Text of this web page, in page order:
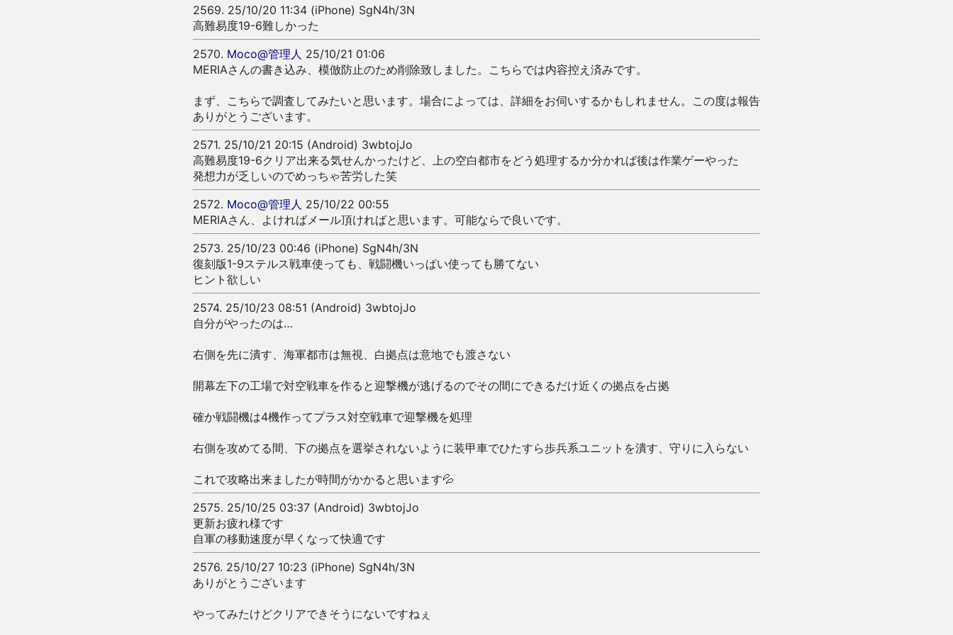
2569. 25/10/20 11:34 (iPhone) SgN4h/3N
高難易度19-6難しかった
2570. Moco@管理人 25/10/21 01:06
MERIAさんの書き込み、模倣防止のため削除致しました。こちらでは内容控え済みです。
まず、こちらで調査してみたいと思います。場合によっては、詳細をお伺いするかもしれません。この度は報告
ありがとうございます。
2571. 25/10/21 20:15 (Android) 3wbtojJo
高難易度19-6クリア出来る気せんかったけど、上の空白都市をどう処理するか分かれば後は作業ゲーやった
発想力が乏しいのでめっちゃ苦労した笑
2572. Moco@管理人 25/10/22 00:55
MERIAさん、よければメール頂ければと思います。可能ならで良いです。
2573. 25/10/23 00:46 (iPhone) SgN4h/3N
復刻版1-9ステルス戦車使っても、戦闘機いっぱい使っても勝てない
ヒント欲しい
2574. 25/10/23 08:51 (Android) 3wbtojJo
自分がやったのは…
右側を先に潰す、海軍都市は無視、白拠点は意地でも渡さない
開幕左下の工場で対空戦車を作ると迎撃機が逃げるのでその間にできるだけ近くの拠点を占拠
確か戦闘機は4機作ってプラス対空戦車で迎撃機を処理
右側を攻めてる間、下の拠点を選挙されないように装甲車でひたすら歩兵系ユニットを潰す、守りに入らない
これで攻略出来ましたが時間がかかると思います💦
2575. 25/10/25 03:37 (Android) 3wbtojJo
更新お疲れ様です
自軍の移動速度が早くなって快適です
2576. 25/10/27 10:23 (iPhone) SgN4h/3N
ありがとうございます
やってみたけどクリアできそうにないですねぇ